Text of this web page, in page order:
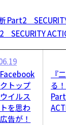
Part2
SECURITY
トップ
イルス
を思わ
告が！
『
る